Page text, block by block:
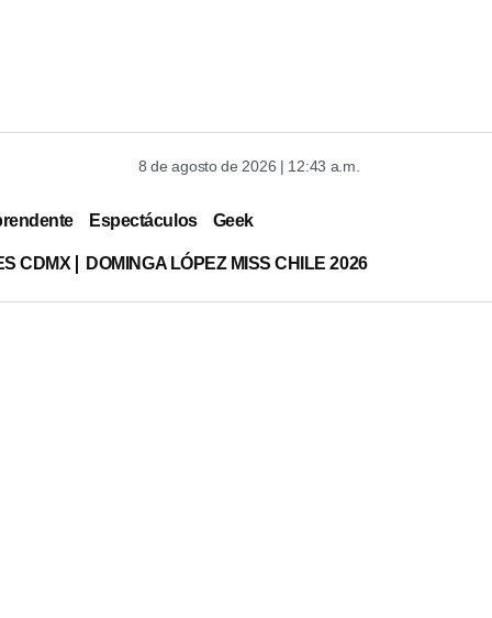
8 de agosto de 2026 | 12:43 a.m.
Espectáculos Geek
CDMX DOMINGA LÓPEZ MISS CHILE 2026